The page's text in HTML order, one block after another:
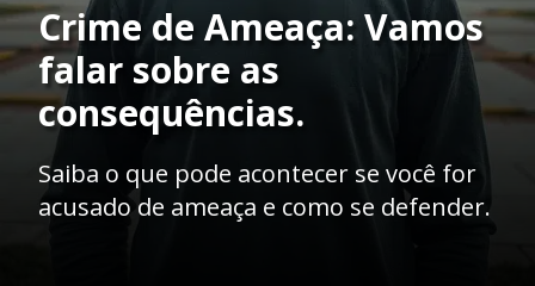
Crime de Ameaça: Vamos
falar sobre as
consequências.
Saiba o que pode acontecer se você for
acusado de ameaça e como se defender.